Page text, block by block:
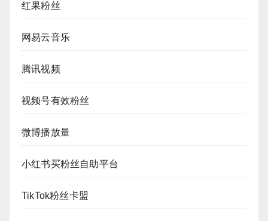
红果粉丝
网易云音乐
腾讯视频
视频号有效粉丝
微博播放量
小红书买粉丝自助平台
TikTok粉丝卡盟